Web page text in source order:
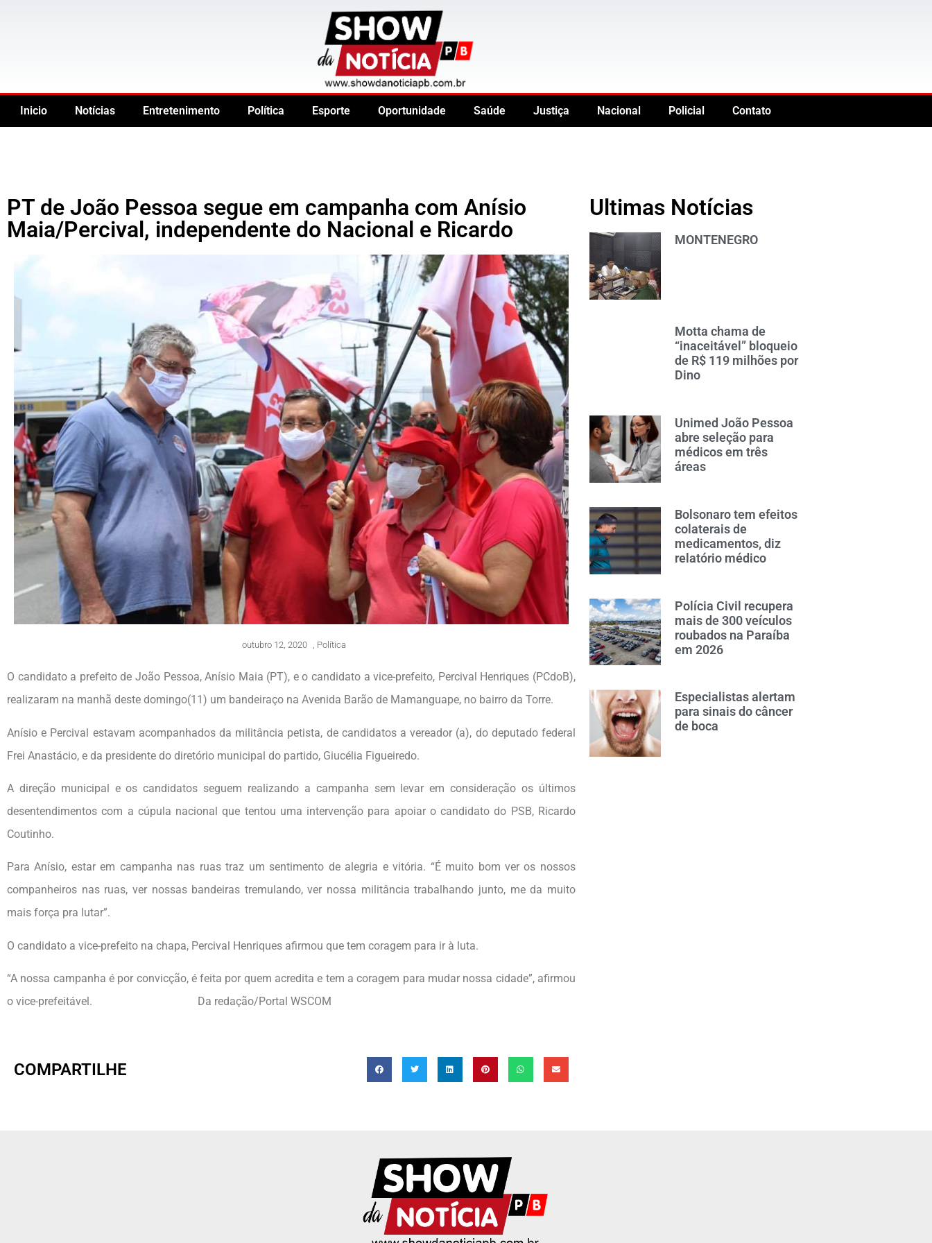
Inicio Notícias Entretenimento Política Esporte Oportunidade Saúde Justiça Nacional Policial Contato
PT de João Pessoa segue em campanha com Anísio
Maia/Percival, independente do Nacional e Ricardo
outubro 12, 2020 , Política
O candidato a prefeito de João Pessoa, Anísio Maia (PT), e o candidato a vice-prefeito, Percival Henriques (PCdoB),
realizaram na manhã deste domingo(11) um bandeiraço na Avenida Barão de Mamanguape, no bairro da Torre.
Anísio e Percival estavam acompanhados da militância petista, de candidatos a vereador (a), do deputado federal
Frei Anastácio, e da presidente do diretório municipal do partido, Giucélia Figueiredo.
A direção municipal e os candidatos seguem realizando a campanha sem levar em consideração os últimos
desentendimentos com a cúpula nacional que tentou uma intervenção para apoiar o candidato do PSB, Ricardo
Coutinho.
Para Anísio, estar em campanha nas ruas traz um sentimento de alegria e vitória. “É muito bom ver os nossos
companheiros nas ruas, ver nossas bandeiras tremulando, ver nossa militância trabalhando junto, me da muito
mais força pra lutar”.
O candidato a vice-prefeito na chapa, Percival Henriques afirmou que tem coragem para ir à luta.
“A nossa campanha é por convicção, é feita por quem acredita e tem a coragem para mudar nossa cidade”, afirmou
o vice-prefeitável. Da redação/Portal WSCOM
COMPARTILHE
Ultimas Notícias
MONTENEGRO
Motta chama de
“inaceitável” bloqueio
de R$ 119 milhões por
Dino
Unimed João Pessoa
abre seleção para
médicos em três
áreas
Bolsonaro tem efeitos
colaterais de
medicamentos, diz
relatório médico
Polícia Civil recupera
mais de 300 veículos
roubados na Paraíba
em 2026
Especialistas alertam
para sinais do câncer
de boca